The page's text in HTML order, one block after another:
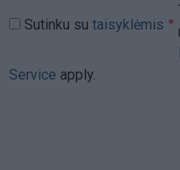
Sutinku su taisyklėmis
Service apply.